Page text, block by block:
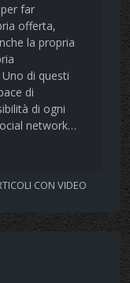
far
offerta,
la propria
di questi
di
di ogni
network…
CON VIDEO